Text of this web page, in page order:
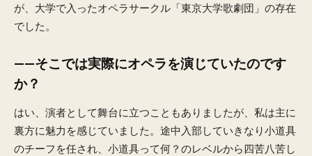
が、大学で入ったオペラサークル「東京大学歌劇団」の存在
でした。
——そこでは実際にオペラを演じていたのです
か？
はい、演者として舞台に立つこともありましたが、私は主に
裏方に魅力を感じていました。途中入部していきなり小道具
のチーフを任され、小道具って何？のレベルから四苦八苦し